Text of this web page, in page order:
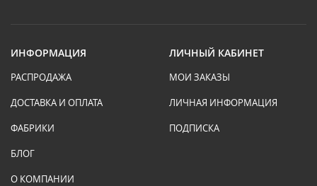
ИНФОРМАЦИЯ
РАСПРОДАЖА
ДОСТАВКА И ОПЛАТА
ФАБРИКИ
БЛОГ
О КОМПАНИИ
ЛИЧНЫЙ КАБИНЕТ
МОИ ЗАКАЗЫ
ЛИЧНАЯ ИНФОРМАЦИЯ
ПОДПИСКА